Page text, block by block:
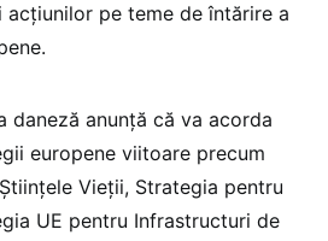
pe teme de întărire a
daneză anunță că va acorda
europene viitoare precum
Vieții, Strategia pentru
UE pentru Infrastructuri de